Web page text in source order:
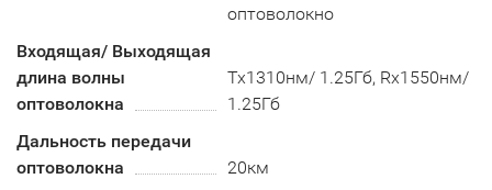
оптоволокно
Входящая/ Выходящая
длина волны
оптоволокна
Tx1310нм/ 1.25Гб, Rx1550нм/
1.25Гб
Дальность передачи
оптоволокна
20км